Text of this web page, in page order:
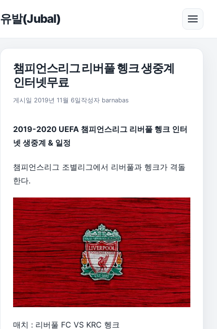
유발(Jubal) 메뉴
챔피언스리그 리버풀 헹크 생중계
인터넷무료
게시일 2019년 11월 6일 2026년 8월 1일
작성자 barnabas
2019-2020 UEFA 챔피언스리그 리버풀 헹크 인터
넷 생중계 & 일정
챔피언스리그 조별리그에서 리버풀과 헹크가 격돌
한다.
매치 : 리버풀 FC VS KRC 헹크